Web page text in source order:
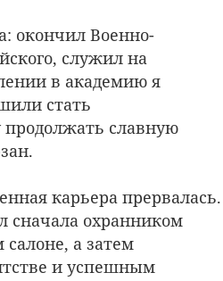
окончил Военно-
служил на
в академию я
стать
славную
карьера прервалась.
сначала охранником
а затем
и успешным